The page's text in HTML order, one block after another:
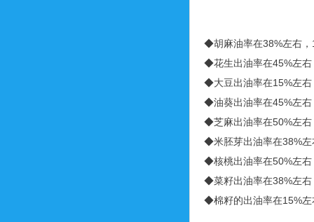
◆胡麻油率在38%左右
◆花生出油率在45%左右
◆大豆出油率在15%左右
◆油葵出油率在45%左右
◆芝麻出油率在50%左右
◆米胚芽出油率在38%左
◆核桃出油率在50%左右
◆菜籽出油率在38%左右
◆棉籽的出油率在15%左